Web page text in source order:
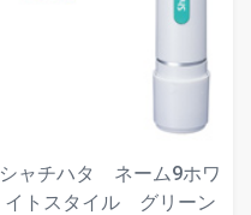
シャチハタ ネーム9ホワ
イトスタイル グリーン